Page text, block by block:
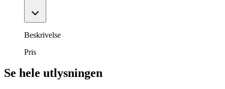
Beskrivelse
Pris
Se hele utlysningen